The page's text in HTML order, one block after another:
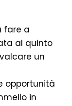
fare a
al quinto
un
opportunità
in